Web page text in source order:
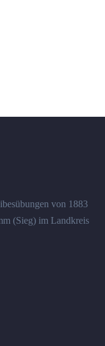
von 1883
(Sieg) im Landkreis